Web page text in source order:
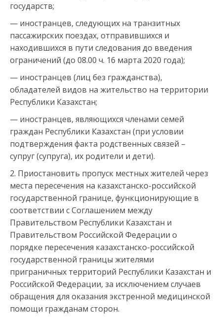
государств;
— иностранцев, следующих на транзитных
пассажирских поездах, отправившихся и
находившихся в пути следования до введения
ограничений (до 08.00 ч. 16 марта 2020 года);
— иностранцев (лиц без гражданства),
обладателей видов на жительство на территории
Республики Казахстан;
— иностранцев, являющихся членами семей
граждан Республики Казахстан (при условии
подтверждения факта родственных связей –
супруг (супруга), их родители и дети).
2. Приостановить пропуск местных жителей через
места пересечения на казахстанско-российской
государственной границе, функционирующие в
соответствии с Соглашением между
Правительством Республики Казахстан и
Правительством Российской Федерации о
порядке пересечения казахстанско-российской
государственной границы жителями
приграничных территорий Республики Казахстан и
Российской Федерации, за исключением случаев
обращения для оказания экстренной медицинской
помощи гражданам сторон.